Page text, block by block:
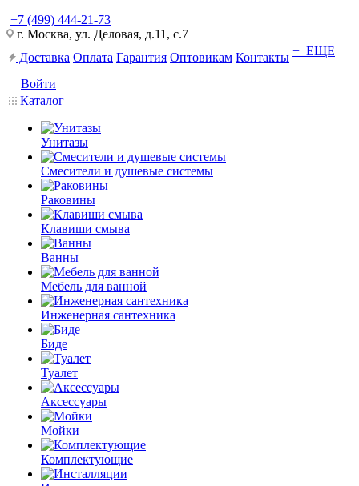
+7 (499) 444-21-73
г. Москва, ул. Деловая, д.11, с.7
Доставка Оплата Гарантия Оптовикам Контакты + ЕЩЕ
Войти
Каталог
Унитазы
Смесители и душевые системы
Раковины
Клавиши смыва
Ванны
Мебель для ванной
Инженерная сантехника
Биде
Туалет
Аксессуары
Мойки
Комплектующие